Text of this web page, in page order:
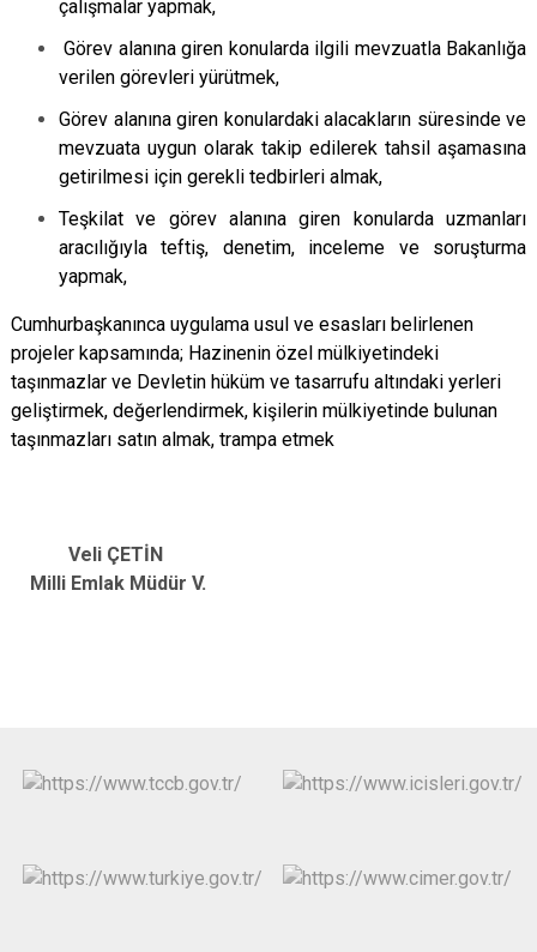
çalışmalar yapmak,
Görev alanına giren konularda ilgili mevzuatla Bakanlığa
verilen görevleri yürütmek,
Görev alanına giren konulardaki alacakların süresinde ve
mevzuata uygun olarak takip edilerek tahsil aşamasına
getirilmesi için gerekli tedbirleri almak,
Teşkilat ve görev alanına giren konularda uzmanları
aracılığıyla teftiş, denetim, inceleme ve soruşturma
yapmak,
Cumhurbaşkanınca uygulama usul ve esasları belirlenen
projeler kapsamında; Hazinenin özel mülkiyetindeki
taşınmazlar ve Devletin hüküm ve tasarrufu altındaki yerleri
geliştirmek, değerlendirmek, kişilerin mülkiyetinde bulunan
taşınmazları satın almak, trampa etmek
Veli ÇETİN
Milli Emlak Müdür V.